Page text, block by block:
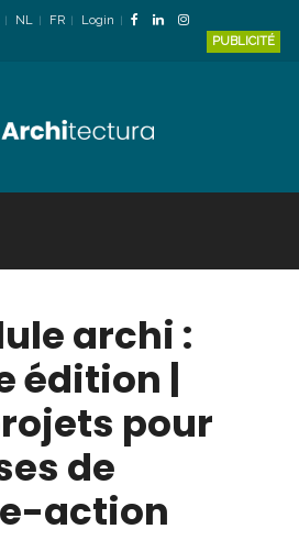
NL FR
Login
PUBLICITÉ
archi :
édition |
pour
de
action